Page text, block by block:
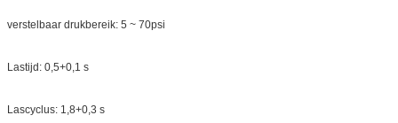
verstelbaar drukbereik: 5 ~ 70psi
Lastijd: 0,5+0,1 s
Lascyclus: 1,8+0,3 s